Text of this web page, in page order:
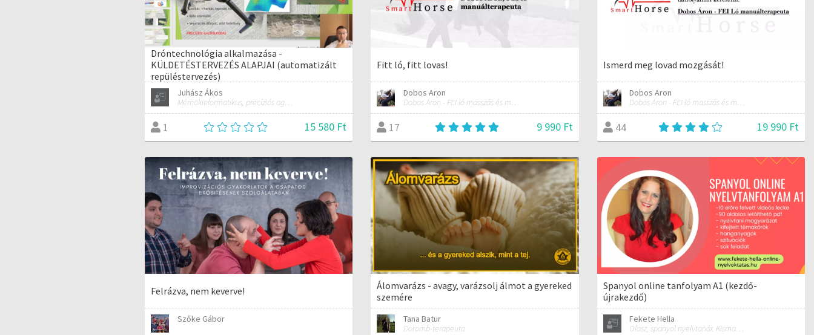
Dróntechnológia alkalmazása -
KÜLDETÉSTERVEZÉS ALAPJAI (automatizált
repüléstervezés)
Juhász Ákos
Mérnökinformatikus, precíziós agrárgazdálkodási szakmérnök, hivatásos ipari drónpilóta
1 15 580 Ft
Fitt ló, fitt lovas!
Dobos Aron
Dobos Áron - FEI ló masszás és manuálterapeuta
17 9 990 Ft
Ismerd meg lovad mozgását!
Dobos Aron
Dobos Áron - FEI ló masszás és manuálterapeuta
44 19 990 Ft
Felrázva, nem keverve!
Szőke Gábor
Álomvarázs - avagy, varázsolj álmot a gyereked
szemére
Tana Batur
Doromb-terapeuta
Spanyol online tanfolyam A1 (kezdő-
újrakezdő)
Fekete Hella
Olasz, spanyol nyelvtanár. Kismama és női jóga oktató.